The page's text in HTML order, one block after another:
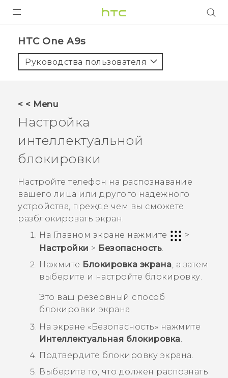
5G
VIVERSE
ПОДДЕРЖКА
HTC One A9s‎
Руководства пользователя
< < Menu
Настройка
интеллектуальной
блокировки
Настройте телефон на распознавание
вашего лица или другого надежного
устройства, прежде чем вы сможете
разблокировать экран.
На Главном экране нажмите
>
Настройки > Безопасность
Нажмите Блокировка экрана , а затем
выберите и настройте блокировку.
Это ваш резервный способ
блокировки экрана.
На экране «Безопасность» нажмите
Интеллектуальная блокировка
Подтвердите блокировку экрана.
Выберите то, что должен распознать